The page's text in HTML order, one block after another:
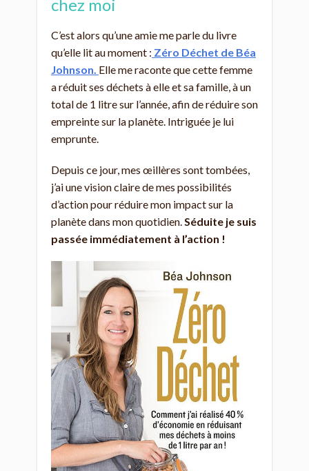
chez moi
C’est alors qu’une amie me parle du livre
qu’elle lit au moment : Zéro Déchet de Béa
Johnson. Elle me raconte que cette femme
a réduit ses déchets à elle et sa famille, à un
total de 1 litre sur l’année, afin de réduire son
empreinte sur la planète. Intriguée je lui
emprunte.
Depuis ce jour, mes œillères sont tombées,
j’ai une vision claire de mes possibilités
d’action pour réduire mon impact sur la
planète dans mon quotidien.Séduite je suis
passée immédiatement à l’action !